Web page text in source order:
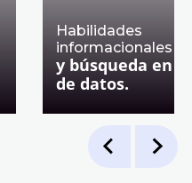
Habilidades
informacionales
y búsqueda en
de datos.